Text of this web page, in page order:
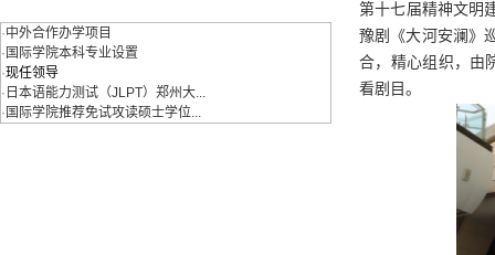
·中外合作办学项目
· 国际学院本科专业设置
·现任领导
· 日本语能力测试（JLPT）郑州大...
· 国际学院推荐免试攻读硕士学位...
第十七届精神文明
豫剧《大河安澜》
合，精心组织，由
看剧目。